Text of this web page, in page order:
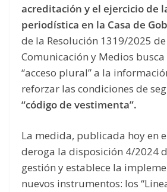
acreditación y el ejercicio de
periodística en la Casa de
de la Resolución 1319/2025
Comunicación y Medios
“acceso plural” a la
reforzar las condiciones de
“código de vestimenta”.
La medida, publicada hoy en
deroga la disposición 4/2024
gestión y establece la
nuevos instrumentos: los